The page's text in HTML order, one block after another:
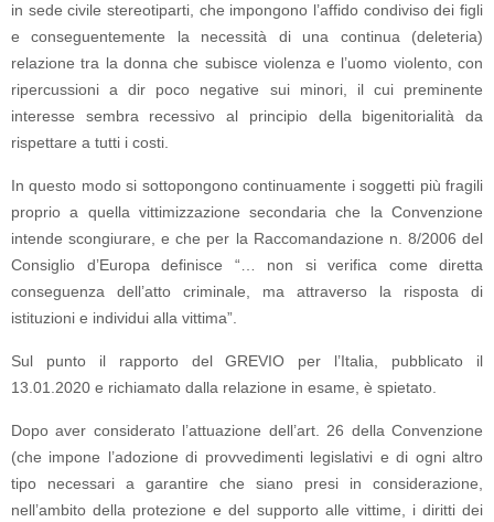
in sede civile stereotiparti, che impongono l’affido condiviso dei figli
e conseguentemente la necessità di una continua (deleteria)
relazione tra la donna che subisce violenza e l’uomo violento, con
ripercussioni a dir poco negative sui minori, il cui preminente
interesse sembra recessivo al principio della bigenitorialità da
rispettare a tutti i costi.
In questo modo si sottopongono continuamente i soggetti più fragili
proprio a quella vittimizzazione secondaria che la Convenzione
intende scongiurare, e che per la Raccomandazione n. 8/2006 del
Consiglio d’Europa definisce “… non si verifica come diretta
conseguenza dell’atto criminale, ma attraverso la risposta di
istituzioni e individui alla vittima”.
Sul punto il rapporto del GREVIO per l’Italia, pubblicato il
13.01.2020 e richiamato dalla relazione in esame, è spietato.
Dopo aver considerato l’attuazione dell’art. 26 della Convenzione
(che impone l’adozione di provvedimenti legislativi e di ogni altro
tipo necessari a garantire che siano presi in considerazione,
nell’ambito della protezione e del supporto alle vittime, i diritti dei